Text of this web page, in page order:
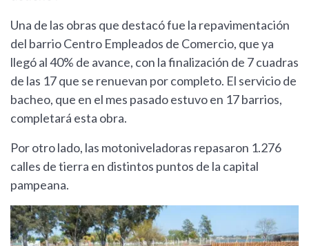
Una de las obras que destacó fue la repavimentación
del barrio Centro Empleados de Comercio, que ya
llegó al 40% de avance, con la finalización de 7 cuadras
de las 17 que se renuevan por completo. El servicio de
bacheo, que en el mes pasado estuvo en 17 barrios,
completará esta obra.
Por otro lado, las motoniveladoras repasaron 1.276
calles de tierra en distintos puntos de la capital
pampeana.